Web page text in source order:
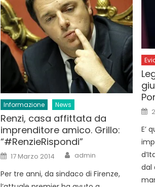
Informazione News
Renzi, casa affittata da
imprenditore amico. Grillo:
“#RenzieRispondi”
Posted
on
17 Marzo 2014 Author
admin
Per tre anni, da sindaco di Firenze,
E’
dal